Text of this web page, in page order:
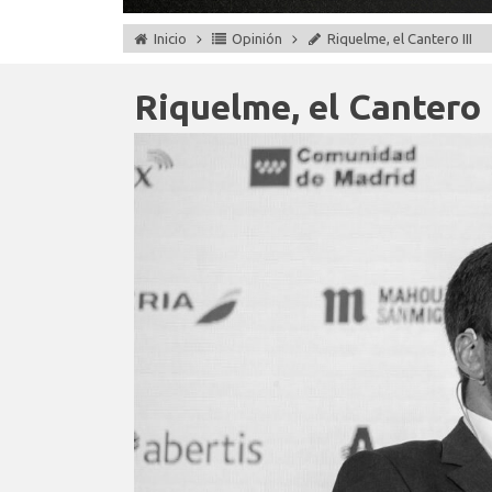
Inicio Opinión Riquelme, el Cantero III
Riquelme, el Cantero